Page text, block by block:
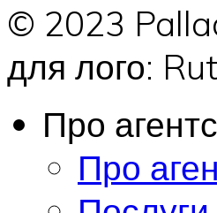
© 2023
для лого:
Про
Про